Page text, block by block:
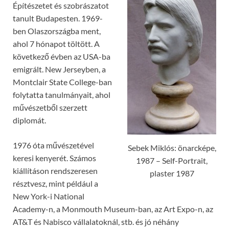
Sebek Miklós: önarcképe,
1987 – Self-Portrait,
plaster 1987
Építészetet és szobrászatot
tanult Budapesten. 1969-
ben Olaszországba ment,
ahol 7 hónapot töltött. A
következő évben az USA-ba
emigrált. New Jerseyben, a
Montclair State College-ban
folytatta tanulmányait, ahol
művészetből szerzett
diplomát.
1976 óta művészetével
keresi kenyerét. Számos
kiállításon rendszeresen
résztvesz, mint például a
New York-i National
Academy-n, a Monmouth Museum-ban, az Art Expo-n, az
AT&T és Nabisco vállalatoknál, stb. és jó néhány